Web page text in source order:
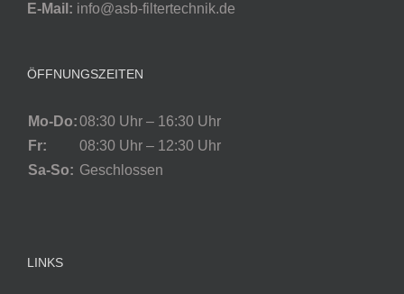
E-Mail: info@asb-filtertechnik.de
ÖFFNUNGSZEITEN
Mo-Do:08:30 Uhr – 16:30 Uhr
Fr:
08:30 Uhr – 12:30 Uhr
Sa-So: Geschlossen
LINKS